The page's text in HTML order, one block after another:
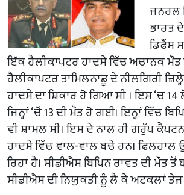
ਜਨਰਲ
ਭਾਰਤ
ਡਿਫੈਂਸ
ਇੱਕ ਹੈਲੀਕਾਪਟਰ ਹਾਦਸੇ ਵਿੱਚ ਅਚਾਨਕ ਮੌਤ
ਹੈਲੀਕਾਪਟਰ ਤਾਮਿਲਨਾਡੂ ਦੇ ਨੀਲਗਿਰੀ
ਹਾਦਸੇ ਦਾ ਸ਼ਿਕਾਰ ਹੋ ਗਿਆ ਸੀ । ਇਸ ‘ਚ
ਜਿਨ੍ਹਾਂ ‘ਚੋਂ 13 ਦੀ ਮੌਤ ਹੋ ਗਈ। ਇਨ੍ਹਾਂ ਵਿੱਚ
ਵੀ ਸ਼ਾਮਲ ਸੀ। ਇਸ ਦੇ ਨਾਲ ਹੀ ਗਰੁੱਪ
ਹਾਦਸੇ ਵਿੱਚ ਵਾਲ-ਵਾਲ ਬਚੇ ਹਨ। ਫਿਲਹਾਲ
ਰਿਹਾ ਹੈ। ਸੀਡੀਐਸ ਬਿਪਿਨ ਰਾਵਤ ਦੀ ਮੌਤ
ਸੀਡੀਐਸ ਦੀ ਨਿਯੁਕਤੀ ਨੂੰ ਲੈ ਕੇ ਅਟਕਲਾਂ